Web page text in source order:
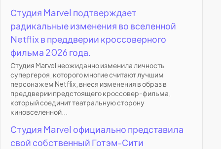
Студия Marvel подтверждает
радикальные изменения во вселенной
Netflix в преддверии кроссоверного
фильма 2026 года.
Студия Marvel неожиданно изменила личность
супергероя, которого многие считают лучшим
персонажем Netflix, внеся изменения в образ в
преддверии предстоящего кроссовер-фильма,
который соединит театральную сторону
киновселенной...
Студия Marvel официально представила
свой собственный Готэм-Сити